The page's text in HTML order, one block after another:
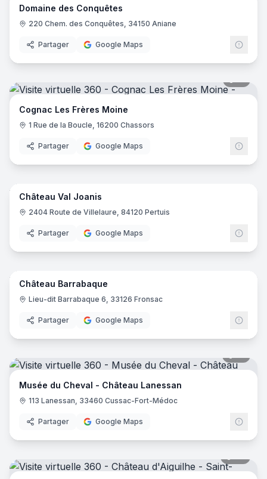
Domaine des Conquêtes
220 Chem. des Conquêtes, 34150 Aniane
Partager Google Maps
Cognac Les Frères Moine
1 Rue de la Boucle, 16200 Chassors
Partager Google Maps
22
Château Val Joanis
2404 Route de Villelaure, 84120 Pertuis
Partager Google Maps
9
Château Barrabaque
Lieu-dit Barrabaque 6, 33126 Fronsac
Partager Google Maps
Musée du Cheval - Château Lanessan
113 Lanessan, 33460 Cussac-Fort-Médoc
Partager Google Maps